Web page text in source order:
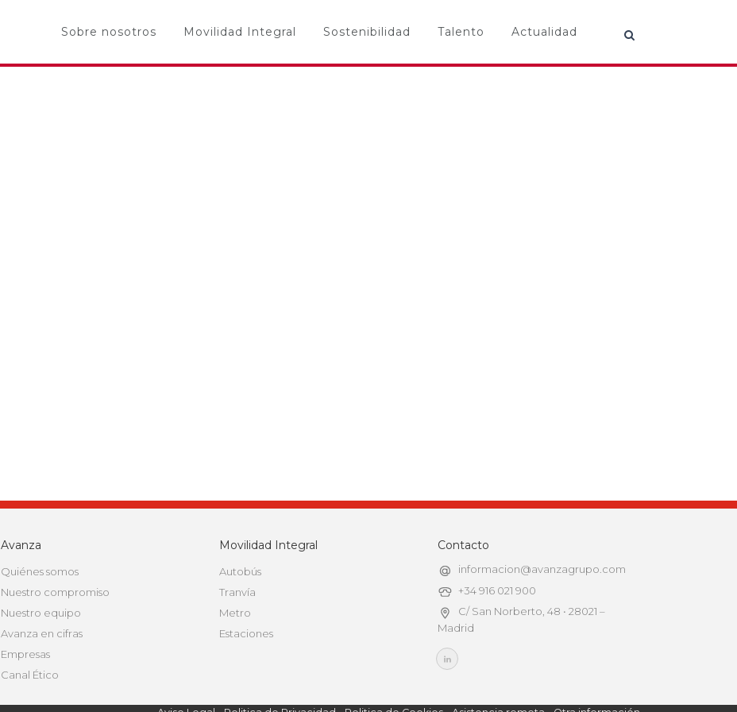
Sobre nosotros Movilidad Integral Sostenibilidad Talento Actualidad
Avanza
Quiénes somos
Nuestro compromiso
Nuestro equipo
Avanza en cifras
Empresas
Canal Ético
Movilidad Integral
Autobús
Tranvía
Metro
Estaciones
Contacto
informacion@avanzagrupo.com
+34 916 021 900
C/ San Norberto, 48 • 28021 –
Madrid